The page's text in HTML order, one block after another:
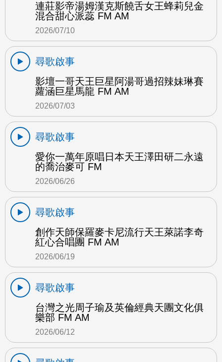
連莊影帝湯姆漢克斯饒舌女王蜂莉兒金
混合甜心派蕊 FM AM
2026/07/10
尋歌啟事
影壇一哥天王巨星阿湯哥過招辣妹琳賽
蘿涵巨星馬龍 FM AM
2026/07/03
尋歌啟事
愛你一萬年原唱日本天王澤田研二永遠
的喬治麥可 FM
2026/06/26
尋歌啟事
創作天師保羅麥卡尼流行天王萊諾李奇
紅心合唱團 FM AM
2026/06/19
尋歌啟事
台灣之光周子瑜及英倫經典天團文化俱
樂部 FM AM
2026/06/12